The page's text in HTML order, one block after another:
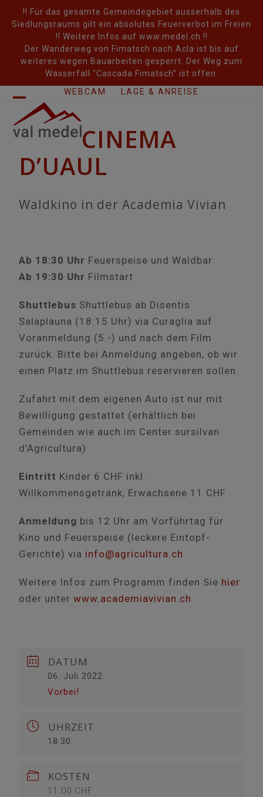
!! Für das gesamte Gemeindegebiet ausserhalb des
Siedlungsraums gilt ein absolutes Feuerverbot im Freien
!! Weitere Infos auf www.medel.ch !!
Der Wanderweg von Fimatsch nach Acla ist bis auf
weiteres wegen Bauarbeiten gesperrt. Der Weg zum
Wasserfall "Cascada Fimatsch" ist offen.
WEBCAM LAGE & ANREISE
Open
mobile
Close
mobile
CINEMA
D’UAUL
Waldkino in der Academia Vivian
Ab 18:30 Uhr Feuerspeise und Waldbar
Ab 19:30 Uhr Filmstart
Shuttlebus Shuttlebus ab Disentis
Salaplauna (18:15 Uhr) via Curaglia auf
Voranmeldung (5.-) und nach dem Film
zurück. Bitte bei Anmeldung angeben, ob wir
einen Platz im Shuttlebus reservieren sollen.
Zufahrt mit dem eigenen Auto ist nur mit
Bewilligung gestattet (erhältlich bei
Gemeinden wie auch im Center sursilvan
d’Agricultura)
Eintritt Kinder 6 CHF inkl.
Willkommensgetränk, Erwachsene 11 CHF
Anmeldung bis 12 Uhr am Vorführtag für
Kino und Feuerspeise (leckere Eintopf-
Gerichte) via info@agricultura.ch
Weitere Infos zum Programm finden Sie hier
oder unterwww.academiavivian.ch
DATUM
06. Juli 2022
Vorbei!
UHRZEIT
18:30
KOSTEN
11.00 CHF